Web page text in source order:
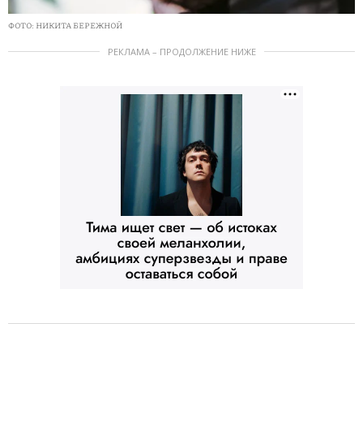
ФОТО: НИКИТА БЕРЕЖНОЙ
РЕКЛАМА – ПРОДОЛЖЕНИЕ НИЖЕ